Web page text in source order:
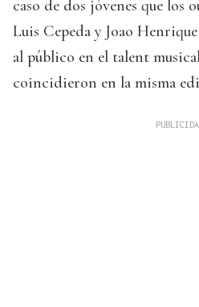
caso de dos jóvenes que los
Luis Cepeda y Joao
al público en el talent
coincidieron en la misma